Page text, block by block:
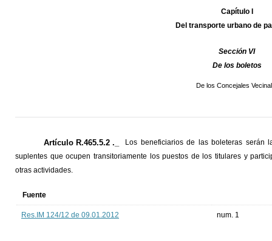
Capítulo I
Del transporte urbano de
Sección VI
De los boletos
De los Concejales
Artículo R.465.5.2 ._
Los beneficiarios de las boleteras serán
suplentes que ocupen transitoriamente los puestos de los titulares y
otras actividades.
Fuente
Res.IM 124/12 de 09.01.2012 num. 1